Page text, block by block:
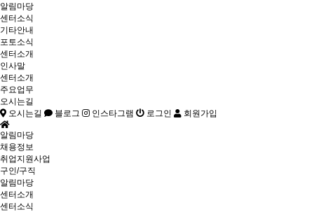
알림마당
센터소식
기타안내
포토소식
센터소개
인사말
센터소개
주요업무
오시는길
오시는길
블로그 인스타그램 로그인 회원가입
알림마당
채용정보
취업지원사업
구인/구직
알림마당
센터소개
센터소식